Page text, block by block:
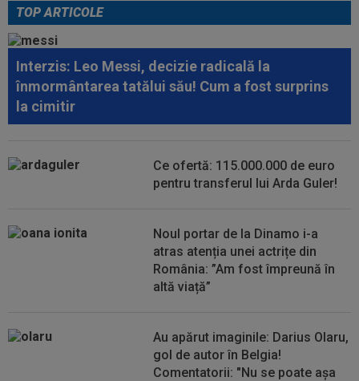
16:23
Lovitură pentru Barcelona! S-a accidentat la
antrenamente și poate lipsi un an...
16:22 Surpriză! A cerut să plece de la CFR Cluj
16:18
Gata: PSG a pus banii pe masă pentru
16:13
Gigi Becali i-a decis viitorul lui MM Stoica!
”Astăzi i-am spus și lui” / ”A...
Craiova!
TOP ARTICOLE
Interzis: Leo Messi, decizie radicală la
înmormântarea tatălui său! Cum a fost surprins
la cimitir
Ce ofertă: 115.000.000 de euro
pentru transferul lui Arda Guler!
Noul portar de la Dinamo i-a
atras atenția unei actrițe din
România: ”Am fost împreună în
altă viață”
Au apărut imaginile: Darius Olaru,
gol de autor în Belgia!
Comentatorii: "Nu se poate așa